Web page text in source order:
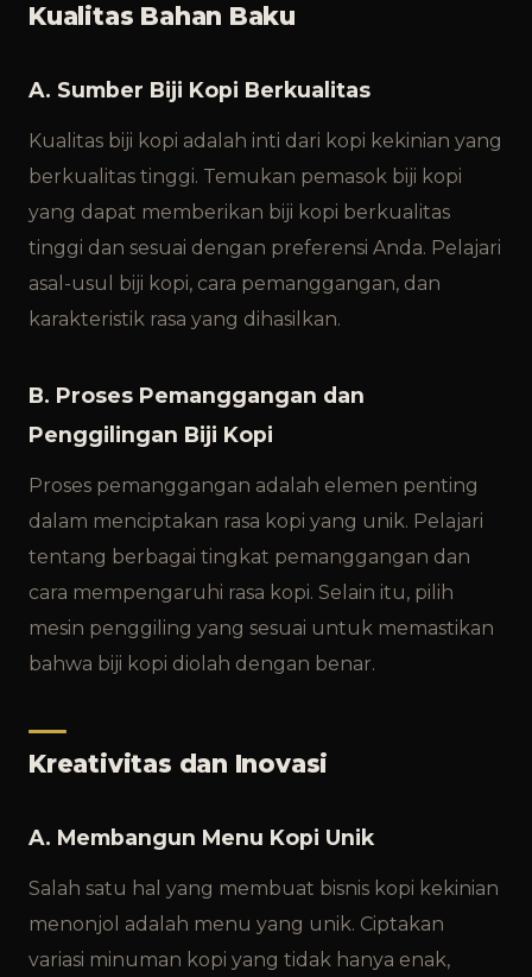
Kualitas Bahan Baku
A. Sumber Biji Kopi Berkualitas
Kualitas biji kopi adalah inti dari kopi kekinian yang
berkualitas tinggi. Temukan pemasok biji kopi
yang dapat memberikan biji kopi berkualitas
tinggi dan sesuai dengan preferensi Anda. Pelajari
asal-usul biji kopi, cara pemanggangan, dan
karakteristik rasa yang dihasilkan.
B. Proses Pemanggangan dan
Penggilingan Biji Kopi
Proses pemanggangan adalah elemen penting
dalam menciptakan rasa kopi yang unik. Pelajari
tentang berbagai tingkat pemanggangan dan
cara mempengaruhi rasa kopi. Selain itu, pilih
mesin penggiling yang sesuai untuk memastikan
bahwa biji kopi diolah dengan benar.
Kreativitas dan Inovasi
A. Membangun Menu Kopi Unik
Salah satu hal yang membuat bisnis kopi kekinian
menonjol adalah menu yang unik. Ciptakan
variasi minuman kopi yang tidak hanya enak,